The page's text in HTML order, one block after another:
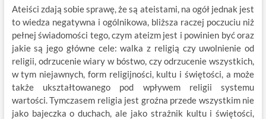
n
Ateiści zdają sobie sprawę, że są ateistami, na ogół jednak jest
to wiedza negatywna i ogólnikowa, bliższa raczej poczuciu niż
pełnej świadomości tego, czym ateizm jest i powinien być oraz
jakie są jego główne cele: walka z religią czy uwolnienie od
religii, odrzucenie wiary w bóstwo, czy odrzucenie wszystkich,
w tym niejawnych, form religijności, kultu i świętości, a może
także ukształtowanego pod wpływem religii systemu
wartości. Tymczasem religia jest groźna przede wszystkim nie
jako bajeczka o duchach, ale jako strażnik kultu i świętości,